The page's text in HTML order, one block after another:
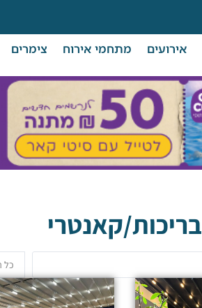
אירועים מתחמי אירוח צימרים
בריכות/קאנטרי